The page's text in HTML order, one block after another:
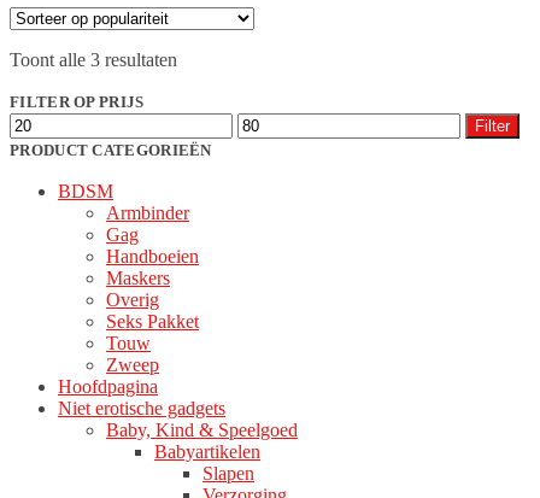
Toont alle 3 resultaten
FILTER OP PRIJS
Min.
prijs
Max.
prijs
Filter
PRODUCT CATEGORIEËN
BDSM
Armbinder
Gag
Handboeien
Maskers
Overig
Seks Pakket
Touw
Zweep
Hoofdpagina
Niet erotische gadgets
Baby, Kind & Speelgoed
Babyartikelen
Slapen